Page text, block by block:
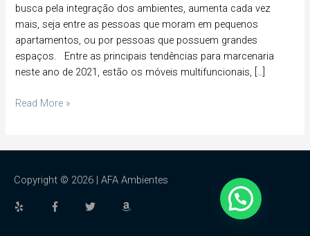
busca pela integração dos ambientes, aumenta cada vez
mais, seja entre as pessoas que moram em pequenos
apartamentos, ou por pessoas que possuem grandes
espaços. Entre as principais tendências para marcenaria
neste ano de 2021, estão os móveis multifuncionais, […]
Read More »
Copyright © 2026 | AFA Ambientes